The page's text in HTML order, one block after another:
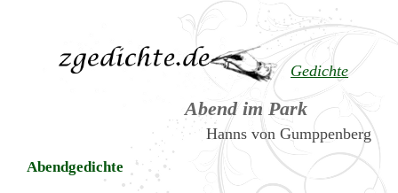
Gedichte
Abend im Park
Hanns von Gumppenberg
Abendgedichte